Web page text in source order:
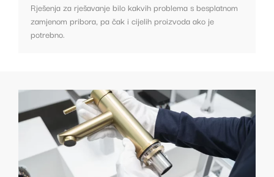
Rješenja za rješavanje bilo kakvih problema s besplatnom
zamjenom pribora, pa čak i cijelih proizvoda ako je
potrebno.